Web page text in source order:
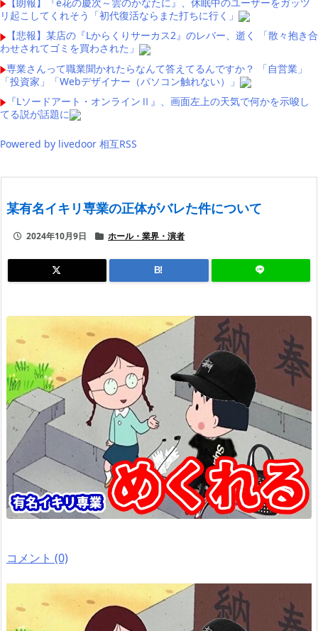
リ起こしてくれそう「初代復活ならまた打ちに行く」
【悲報】某店の『Lからくりサーカス2』のレバー、逝く 「散々抱き合
わせされてゴミを買わされた」
専業さんって職業聞かれたらなんて答えてるんですか？ 「自営業」
「投資家」「Webデザイナー（パソコン触れない）」
『Lソードアート・オンラインⅡ』、画面左上の天気で何かを示唆し
てる説が話題に
Powered by livedoor 相互RSS
某有名イキリ専業の正体がバレた件について
2024年10月9日 ホール・業界・演者
B!
コメント (0)